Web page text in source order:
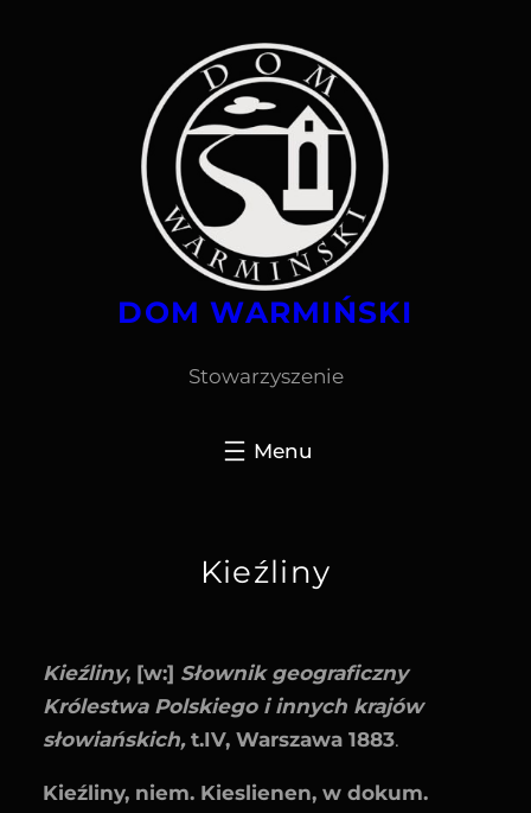
DOM WARMIŃSKI
Stowarzyszenie
Kieźliny
Kieźliny, [w:] Słownik geograficzny
Królestwa Polskiego i innych krajów
słowiańskich,t.IV, Warszawa 1883.
Kieźliny, niem. Kieslienen, w dokum.